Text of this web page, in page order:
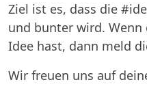
Ziel ist es, dass die
und bunter wird.
Idee hast, dann meld
Wir freuen uns auf